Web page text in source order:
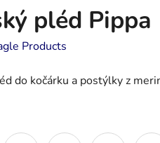
pléd Pippa
Products
do kočárku a postýlky z